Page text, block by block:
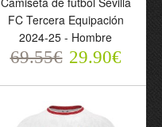
2024-25 - Hombre
69.55€ 29.90€
FC Tercera Equipación
2024-25 - Hombre
69.55€ 29.90€